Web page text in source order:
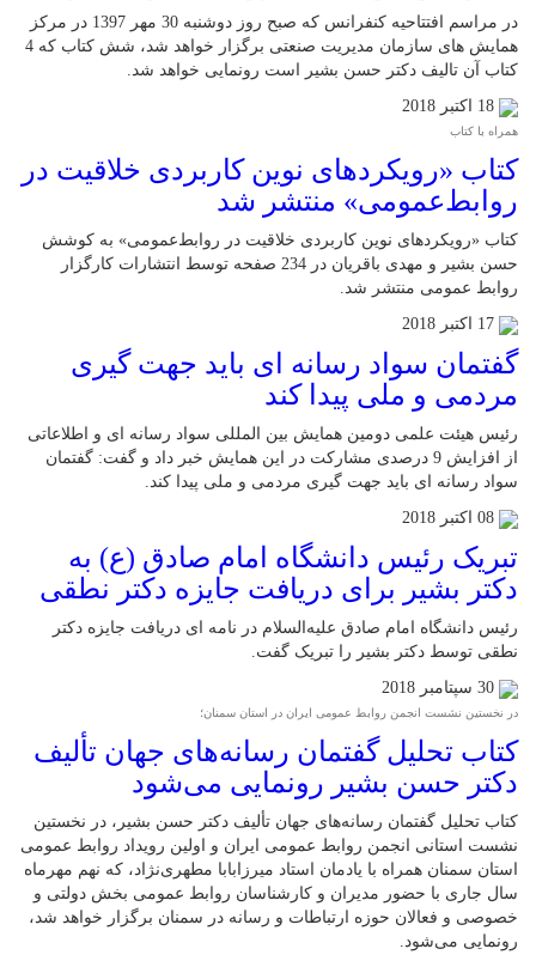
در مراسم افتتاحیه کنفرانس که صبح روز دوشنبه 30 مهر 1397 در مرکز
همایش های سازمان مدیریت صنعتی برگزار خواهد شد، شش کتاب که 4
کتاب آن تالیف دکتر حسن بشیر است رونمایی خواهد شد.
18 اکتبر 2018
همراه با کتاب
کتاب «رویکردهای نوین کاربردی خلاقیت در
روابط‌عمومی» منتشر شد
کتاب «رویکردهای نوین کاربردی خلاقیت در روابط‌عمومی» به کوشش
حسن بشیر و مهدی باقریان در 234 صفحه توسط انتشارات کارگزار
روابط عمومی منتشر شد.
17 اکتبر 2018
گفتمان سواد رسانه ای باید جهت گیری
مردمی و ملی پیدا کند
رئیس هیئت علمی دومین همایش بین المللی سواد رسانه ای و اطلاعاتی
از افزایش 9 درصدی مشارکت در این همایش خبر داد و گفت: گفتمان
سواد رسانه ای باید جهت گیری مردمی و ملی پیدا کند.
08 اکتبر 2018
تبریک رئیس دانشگاه امام صادق (ع) به
دکتر بشیر برای دریافت جایزه دکتر نطقی
رئیس دانشگاه امام صادق علیه‌السلام در نامه ای دریافت جایزه دکتر
نطقی توسط دکتر بشیر را تبریک گفت.
30 سپتامبر 2018
در نخستین نشست انجمن روابط عمومی ایران در استان سمنان؛
کتاب تحلیل گفتمان رسانه‌های جهان تألیف
دکتر حسن بشیر رونمایی می‌شود
کتاب تحلیل گفتمان رسانه‌های جهان تألیف دکتر حسن بشیر، در نخستین
نشست استانی انجمن روابط عمومی ایران و اولین رویداد روابط عمومی
استان سمنان همراه با یادمان استاد میرزابابا مطهری‌نژاد، که نهم مهرماه
سال جاری با حضور مدیران و کارشناسان روابط عمومی بخش دولتی و
خصوصی و فعالان حوزه ارتباطات و رسانه در سمنان برگزار خواهد شد،
رونمایی می‌شود.